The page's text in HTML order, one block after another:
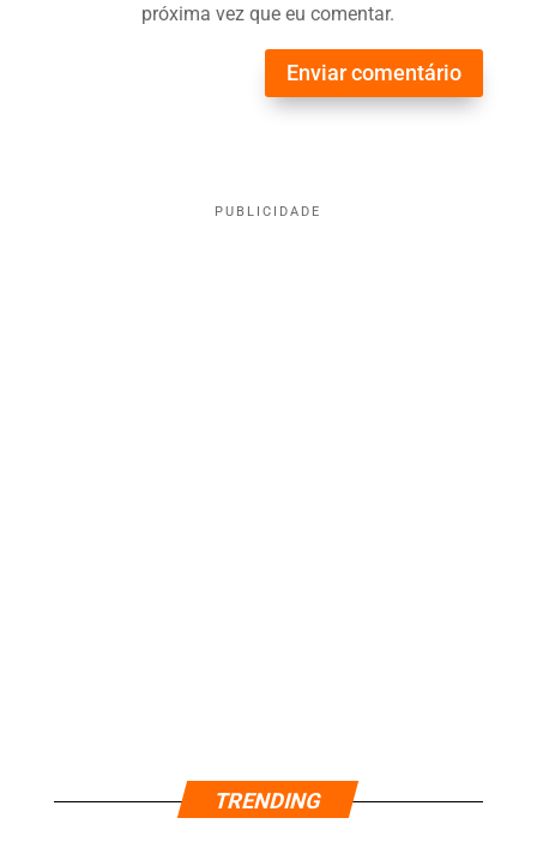
próxima vez que eu comentar.
Enviar comentário
PUBLICIDADE
TRENDING